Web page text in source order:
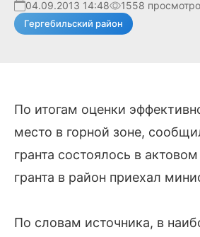
04.09.2013 14:48 1558
Гергебильский район
По итогам оценки
место в горной зоне,
гранта состоялось в
гранта в район приехал
По словам источника, в